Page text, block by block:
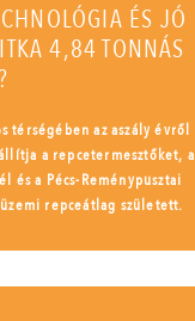
ÉS JÓ
4,84 TONNÁS
térségében az aszály évről
a repcetermesztőket, a
és a Pécs-Reménypusztai
repceátlag született.